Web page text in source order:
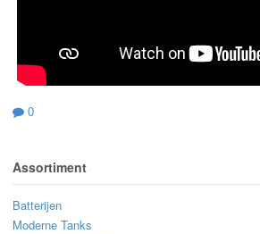
0
Assortiment
Batterijen
Moderne Tanks